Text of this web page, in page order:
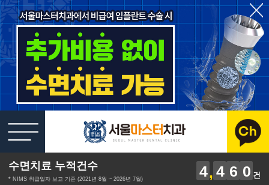
수면치료 누적건수
* NIMS 취급일자 보고 기준 (2021년 8월 ~ 2026년 7월) 4 4 6 0 건